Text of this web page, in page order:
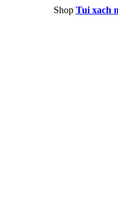
Shop Tui xach